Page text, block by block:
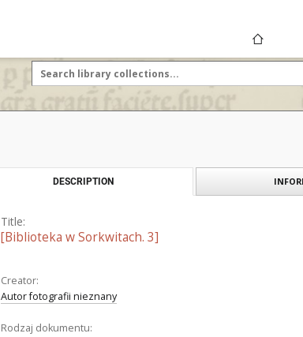
DESCRIPTION
Title:
[Biblioteka w Sorkwitach. 3]
Creator:
Autor fotografii nieznany
Rodzaj dokumentu: